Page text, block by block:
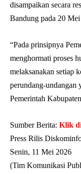
disampaikan secara
Bandung pada 20
“Pada prinsipnya
menghormati proses
melaksanakan setiap
perundang-undangan
Pemerintah
Sumber Berita: Klik
Press Rilis
Senin, 11 Mei 2026
(Tim Komunikasi